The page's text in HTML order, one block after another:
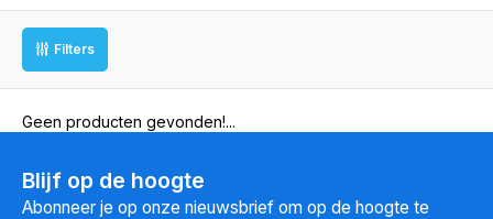
Filters
Geen producten gevonden!...
Blijf op de hoogte
Abonneer je op onze nieuwsbrief om op de hoogte te